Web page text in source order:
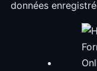
données